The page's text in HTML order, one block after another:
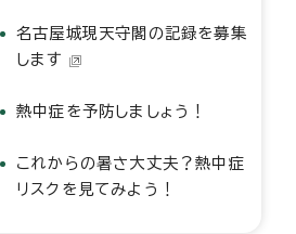
名古屋城現天守閣の記録を募集
します
熱中症を予防しましょう！
これからの暑さ大丈夫？熱中症
リスクを見てみよう！